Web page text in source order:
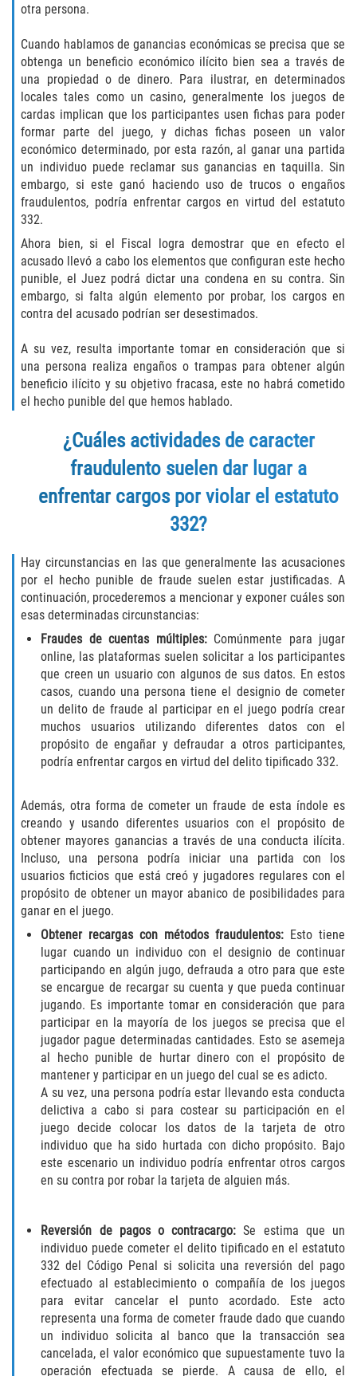
Fraude Inmobiliario
Práctica No Autorizada de la
Medicina
Delitos de Hurto
Hurto en Tiendas
Hurto Menor
Recepción de Propiedad Robada
Robo
Robo 459 PC
Hurto Mayor
Delitos Sexuales
Conducta Lasciva
Copulación oral forzada
Exposición Indecente
Molestar A Un Niño Menor de 18
Años
Merodear Para Cometer Prostitución
Pornografía Infantil
Prostitución y Solicitación
Violación Estatutaria
Agresión Sexual
Delitos Violentos
Aumento de Sentencia para Pandillas
Disuadir a un Testigo
Intento de Asesinato
Homicidio
Homicidio Voluntario
Secuestro
Delitos Contra La Propiedad
Dañar Líneas Telefónicas, Eléctricas o
de Servicios Públicos
Incendio Provocado
otra persona.
Cuando hablamos de ganancias económicas se precisa que se
obtenga un beneficio económico ilícito bien sea a través de
una propiedad o de dinero. Para ilustrar, en determinados
locales tales como un casino, generalmente los juegos de
cardas implican que los participantes usen fichas para poder
formar parte del juego, y dichas fichas poseen un valor
económico determinado, por esta razón, al ganar una partida
un individuo puede reclamar sus ganancias en taquilla. Sin
embargo, si este ganó haciendo uso de trucos o engaños
fraudulentos, podría enfrentar cargos en virtud del estatuto
332.
Ahora bien, si el Fiscal logra demostrar que en efecto el
acusado llevó a cabo los elementos que configuran este hecho
punible, el Juez podrá dictar una condena en su contra. Sin
embargo, si falta algún elemento por probar, los cargos en
contra del acusado podrían ser desestimados.
A su vez, resulta importante tomar en consideración que si
una persona realiza engaños o trampas para obtener algún
beneficio ilícito y su objetivo fracasa, este no habrá cometido
el hecho punible del que hemos hablado.
¿Cuáles actividades de caracter
fraudulento suelen dar lugar a
enfrentar cargos por violar el estatuto
332?
Hay circunstancias en las que generalmente las acusaciones
por el hecho punible de fraude suelen estar justificadas. A
continuación, procederemos a mencionar y exponer cuáles son
esas determinadas circunstancias:
Fraudes de cuentas múltiples: Comúnmente para jugar
online, las plataformas suelen solicitar a los participantes
que creen un usuario con algunos de sus datos. En estos
casos, cuando una persona tiene el designio de cometer
un delito de fraude al participar en el juego podría crear
muchos usuarios utilizando diferentes datos con el
propósito de engañar y defraudar a otros participantes,
podría enfrentar cargos en virtud del delito tipificado 332.
Además, otra forma de cometer un fraude de esta índole es
creando y usando diferentes usuarios con el propósito de
obtener mayores ganancias a través de una conducta ilícita.
Incluso, una persona podría iniciar una partida con los
usuarios ficticios que está creó y jugadores regulares con el
propósito de obtener un mayor abanico de posibilidades para
ganar en el juego.
Obtener recargas con métodos fraudulentos: Esto tiene
lugar cuando un individuo con el designio de continuar
participando en algún jugo, defrauda a otro para que este
se encargue de recargar su cuenta y que pueda continuar
jugando. Es importante tomar en consideración que para
participar en la mayoría de los juegos se precisa que el
jugador pague determinadas cantidades. Esto se asemeja
al hecho punible de hurtar dinero con el propósito de
mantener y participar en un juego del cual se es adicto.
A su vez, una persona podría estar llevando esta conducta
delictiva a cabo si para costear su participación en el
juego decide colocar los datos de la tarjeta de otro
individuo que ha sido hurtada con dicho propósito. Bajo
este escenario un individuo podría enfrentar otros cargos
en su contra por robar la tarjeta de alguien más.
Reversión de pagos o contracargo:Se estima que un
individuo puede cometer el delito tipificado en el estatuto
332 del Código Penal si solicita una reversión del pago
efectuado al establecimiento o compañía de los juegos
para evitar cancelar el punto acordado. Este acto
representa una forma de cometer fraude dado que cuando
un individuo solicita al banco que la transacción sea
cancelada, el valor económico que supuestamente tuvo la
operación efectuada se pierde. A causa de ello, el